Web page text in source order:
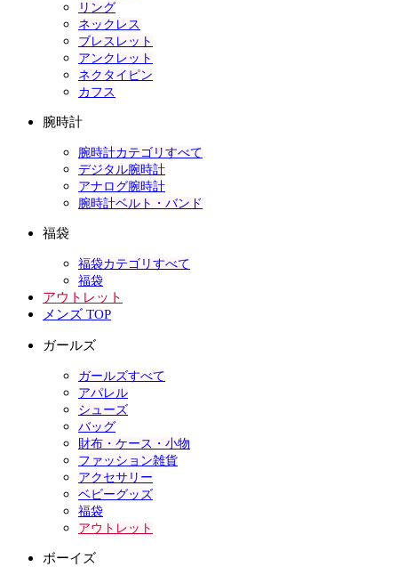
リング
ネックレス
ブレスレット
アンクレット
ネクタイピン
カフス
腕時計
腕時計カテゴリすべて
デジタル腕時計
アナログ腕時計
腕時計ベルト・バンド
福袋
福袋カテゴリすべて
福袋
アウトレット
メンズ TOP
ガールズ
ガールズすべて
アパレル
シューズ
バッグ
財布・ケース・小物
ファッション雑貨
アクセサリー
ベビーグッズ
福袋
アウトレット
ボーイズ